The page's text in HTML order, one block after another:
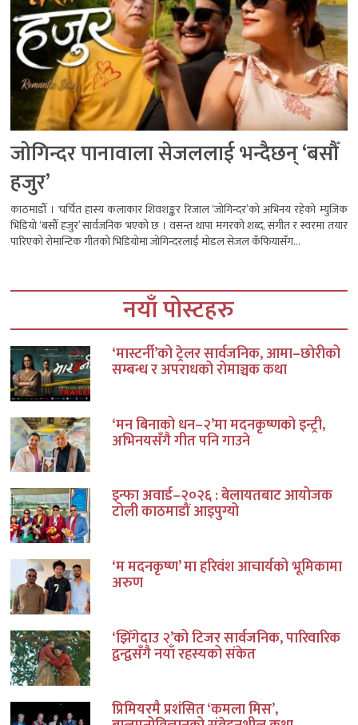
जोगिन्दर पानावाला सेजललाई भन्दैछन् ‘बसौँ
हजुर’
काठमाडौँ । चर्चित हास्य कलाकार शिवशङ्कर रिजाल ‘जोगिन्दर’को अभिनय रहेको म्युजिक
भिडियो ‘बसौँ हजुर’ सार्वजनिक भएको छ । वसन्त थापा मगरको शब्द, संगीत र स्वरमा तयार
पारिएको रोमान्टिक गीतको भिडियोमा जोगिन्दरलाई मोडल सेजल कँफियासँग...
नयाँ पोस्टहरु
‘मास्टर्नी’को ट्रेलर सार्वजनिक, आमा–छोरीको
सम्बन्ध र अपराधको रोमाञ्चक कथा
‘मन बिनाको धन–२’मा मदनकृष्णको इन्ट्री,
अभिनयसँगै गीत पनि गाउने
इन्फा अवार्ड–२०२६ : बेलायतबाट आयोजक
टोली काठमाडौं आइपुग्यो
‘म मदनकृष्ण’ मा हरिवंश आचार्यको भूमिकामा
अरुण
‘झिँगेदाउ २’को टिजर सार्वजनिक, पारिवारिक
द्वन्द्वसँगै नयाँ रहस्यको संकेत
प्रिमियरमै प्रशंसित ‘कमला मिस’,